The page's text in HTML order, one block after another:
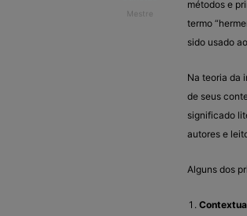
Mestre
métodos e
termo
sido usado
Na teoria da
de seus
significado
autores e
Alguns dos